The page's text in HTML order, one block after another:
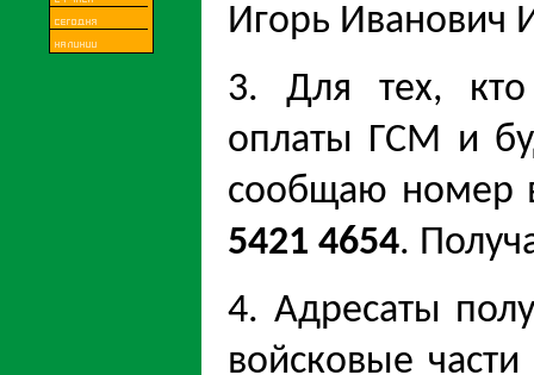
Игорь Иванович
3. Для тех,
оплаты ГСМ и
сообщаю номер
5421 4654.
4. Адресаты
войсковые